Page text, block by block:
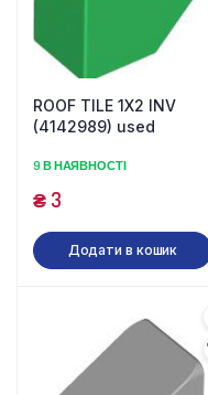
ROOF TILE 1X2 INV
(4142989) used
9 В НАЯВНОСТІ
₴3
Додати в кошик